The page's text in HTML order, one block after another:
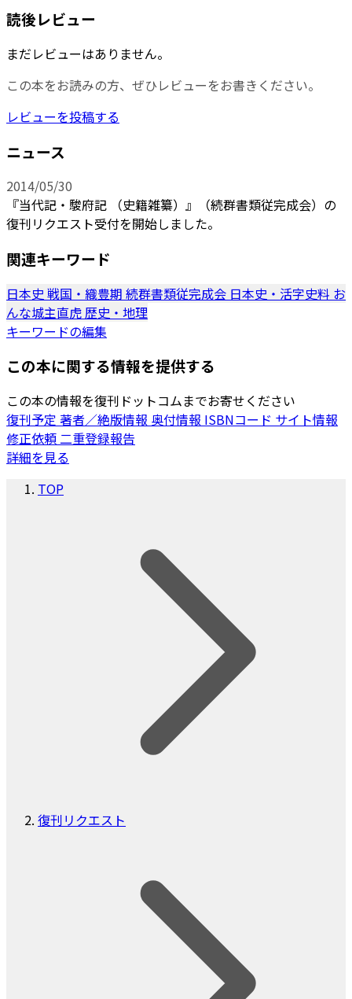
読後レビュー
まだレビューはありません。
この本をお読みの方、ぜひレビューをお書きください。
レビューを投稿する
ニュース
2014/05/30
『当代記・駿府記 （史籍雑纂）』（続群書類従完成会）の
復刊リクエスト受付を開始しました。
関連キーワード
日本史 戦国・織豊期 続群書類従完成会 日本史・活字史料 お
んな城主直虎 歴史・地理
キーワードの編集
この本に関する情報を提供する
この本の情報を復刊ドットコムまでお寄せください
復刊予定 著者／絶版情報 奥付情報 ISBNコード サイト情報
修正依頼二重登録報告
詳細を見る
TOP
復刊リクエスト